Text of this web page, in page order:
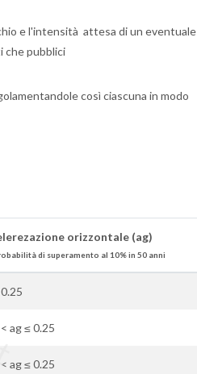
e l'intensità attesa di un eventuale
che pubblici
così ciascuna in modo
orizzontale (ag)
di superamento al 10% in 50 anni
ag ≤ 0.25
ag ≤ 0.25